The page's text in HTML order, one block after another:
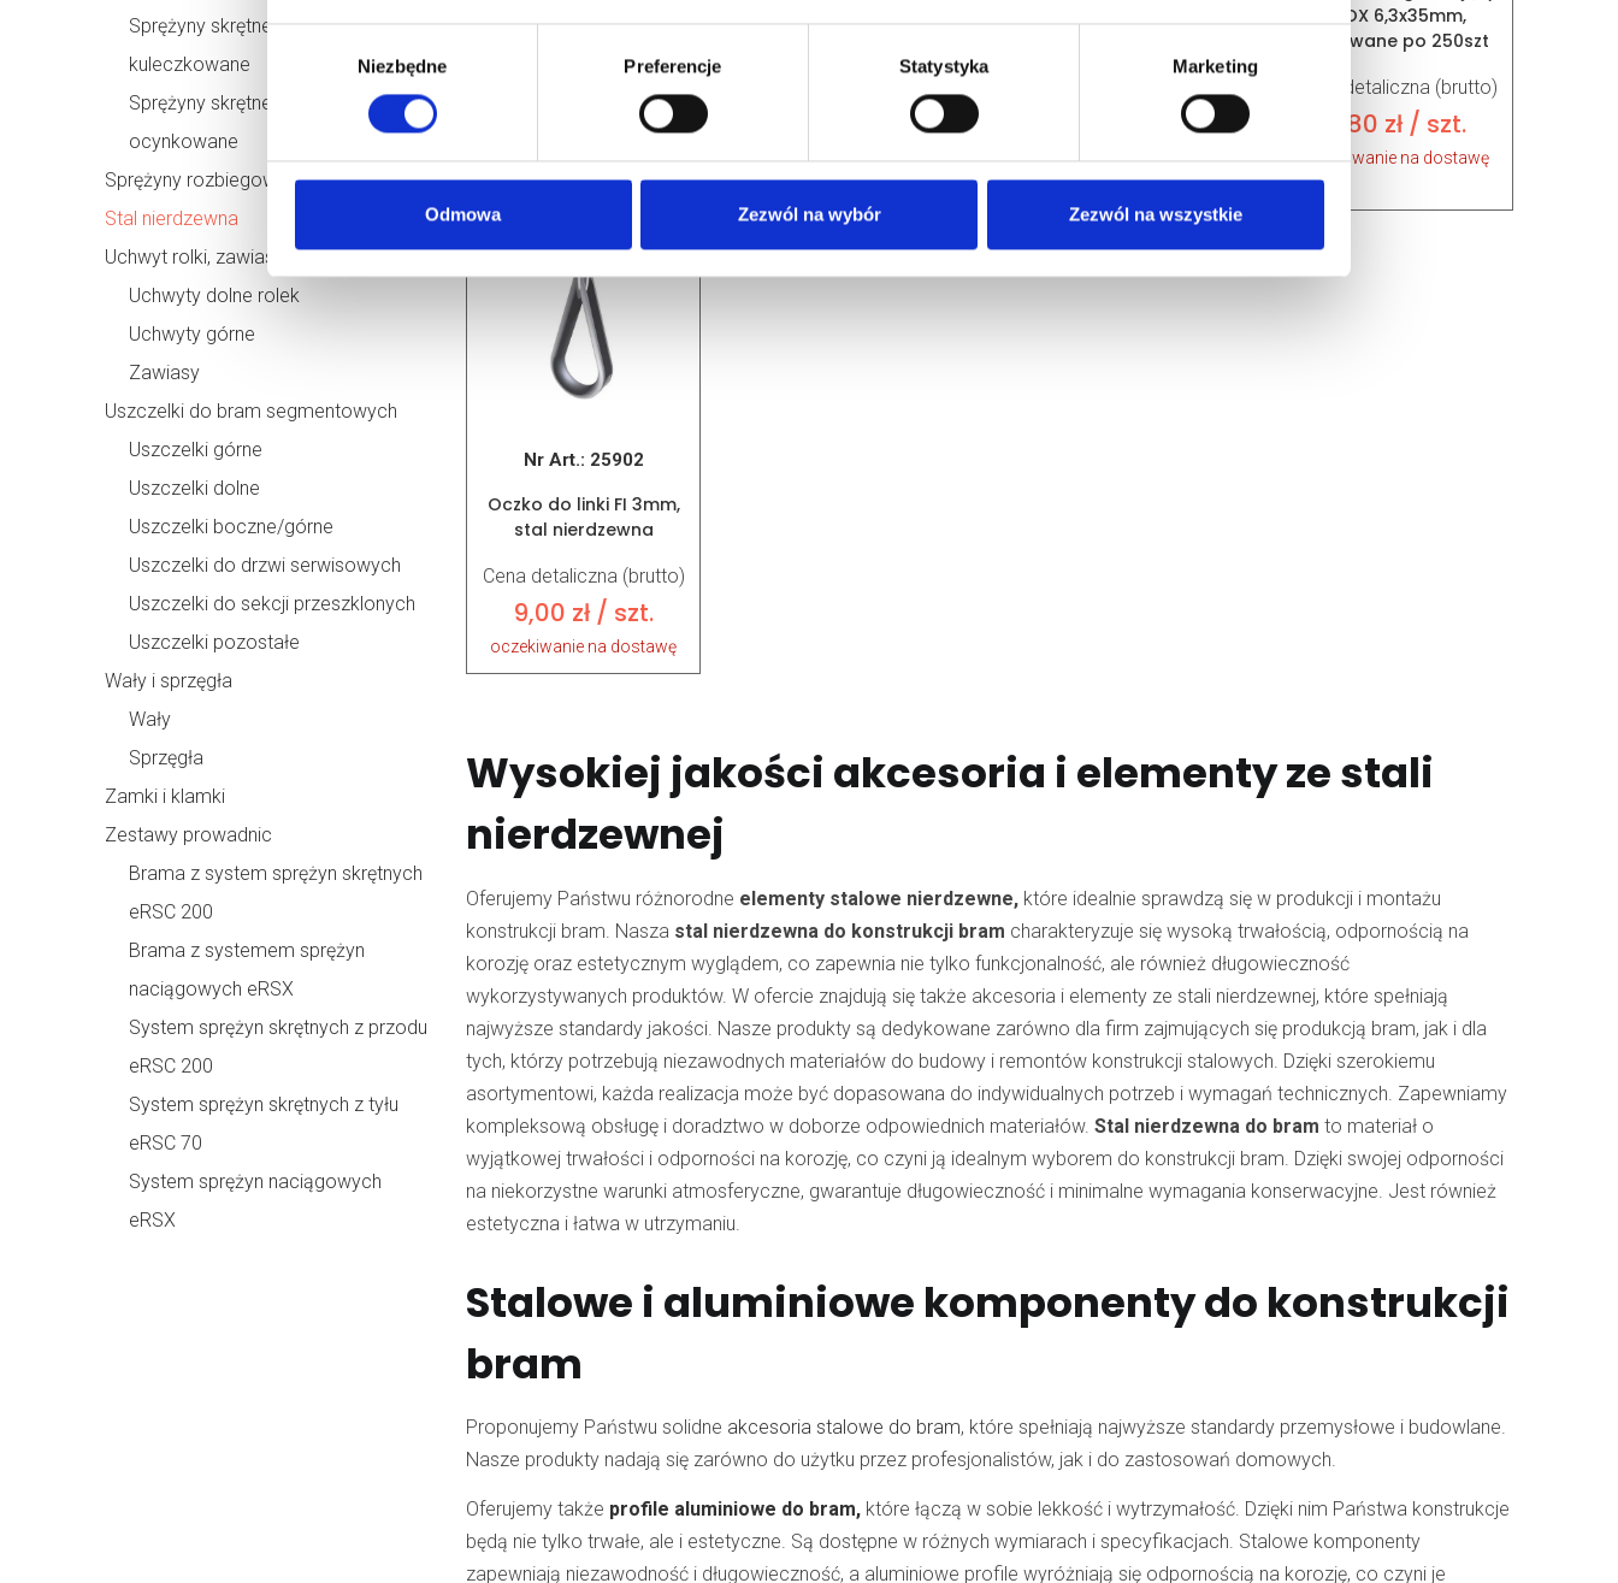
Wybór
Niezbędne Preferencje Statystyka Marketing
Odmowa Zezwól na wybór Zezwól na wszystkie
Sprężyny skrętne stalowe
kuleczkowane
Sprężyny skrętne stalowe
ocynkowane
Sprężyny rozbiegowe - odboje
Stal nierdzewna
Uchwyt rolki, zawiasy
Uchwyty dolne rolek
Uchwyty górne
Zawiasy
Uszczelki do bram segmentowych
Uszczelki górne
Uszczelki dolne
Uszczelki boczne/górne
Uszczelki do drzwi serwisowych
Uszczelki do sekcji przeszklonych
Uszczelki pozostałe
Wały i sprzęgła
Wały
Sprzęgła
Zamki i klamki
Zestawy prowadnic
Brama z system sprężyn skrętnych
eRSC 200
Brama z systemem sprężyn
naciągowych eRSX
System sprężyn skrętnych z przodu
eRSC 200
System sprężyn skrętnych z tyłu
eRSC 70
System sprężyn naciągowych
eRSX
Cena detaliczna (brutto)
/ szt.
oczekiwanie na dostawę
razem 245901
Cena detaliczna (brutto)
oczekiwanie na dostawę
/ szt.
oczekiwanie na dostawę
INOX 6,3x35mm,
pakowane po 250szt
Cena detaliczna (brutto)
2,80 zł/ szt.
oczekiwanie na dostawę
Nr Art.: 25902
Oczko do linki FI 3mm,
stal nierdzewna
Cena detaliczna (brutto)
9,00 zł / szt.
oczekiwanie na dostawę
Wysokiej jakości akcesoria i elementy ze stali
nierdzewnej
Oferujemy Państwu różnorodne elementy stalowe nierdzewne, które idealnie sprawdzą się w produkcji i montażu
konstrukcji bram. Nasza stal nierdzewna do konstrukcji bram charakteryzuje się wysoką trwałością, odpornością na
korozję oraz estetycznym wyglądem, co zapewnia nie tylko funkcjonalność, ale również długowieczność
wykorzystywanych produktów. W ofercie znajdują się także akcesoria i elementy ze stali nierdzewnej, które spełniają
najwyższe standardy jakości. Nasze produkty są dedykowane zarówno dla firm zajmujących się produkcją bram, jak i dla
tych, którzy potrzebują niezawodnych materiałów do budowy i remontów konstrukcji stalowych. Dzięki szerokiemu
asortymentowi, każda realizacja może być dopasowana do indywidualnych potrzeb i wymagań technicznych. Zapewniamy
kompleksową obsługę i doradztwo w doborze odpowiednich materiałów. Stal nierdzewna do bram to materiał o
wyjątkowej trwałości i odporności na korozję, co czyni ją idealnym wyborem do konstrukcji bram. Dzięki swojej odporności
na niekorzystne warunki atmosferyczne, gwarantuje długowieczność i minimalne wymagania konserwacyjne. Jest również
estetyczna i łatwa w utrzymaniu.
Stalowe i aluminiowe komponenty do konstrukcji
bram
Proponujemy Państwu solidne akcesoria stalowe do bram, które spełniają najwyższe standardy przemysłowe i budowlane.
Nasze produkty nadają się zarówno do użytku przez profesjonalistów, jak i do zastosowań domowych.
Oferujemy także profile aluminiowe do bram, które łączą w sobie lekkość i wytrzymałość. Dzięki nim Państwa konstrukcje
będą nie tylko trwałe, ale i estetyczne. Są dostępne w różnych wymiarach i specyfikacjach. Stalowe komponenty
zapewniają niezawodność i długowieczność, a aluminiowe profile wyróżniają się odpornością na korozję, co czyni je